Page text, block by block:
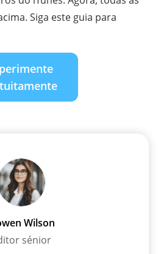
Siga este guia para
Wilson
sénior